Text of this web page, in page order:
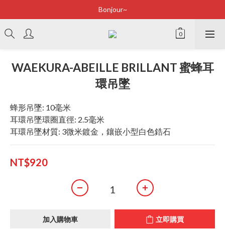
Bonjour~
Bonjour~
立即加入會員享有100元購物金
Bonjour~
WAEKURA-ABEILLE BRILLANT 蜜蜂耳
環吊墜
蜂形吊墜: 10毫米
耳環吊墜環圈直徑: 2.5毫米
耳環吊墜材質: 3微米鍍金，鑲嵌小型白色鋯石
NT$920
加入購物車 立即購買